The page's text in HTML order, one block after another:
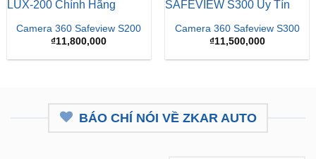
Camera 360 Safeview S200
₫11,800,000
Camera 360 Safeview S300
₫11,500,000
BÁO CHÍ NÓI VỀ ZKAR AUTO